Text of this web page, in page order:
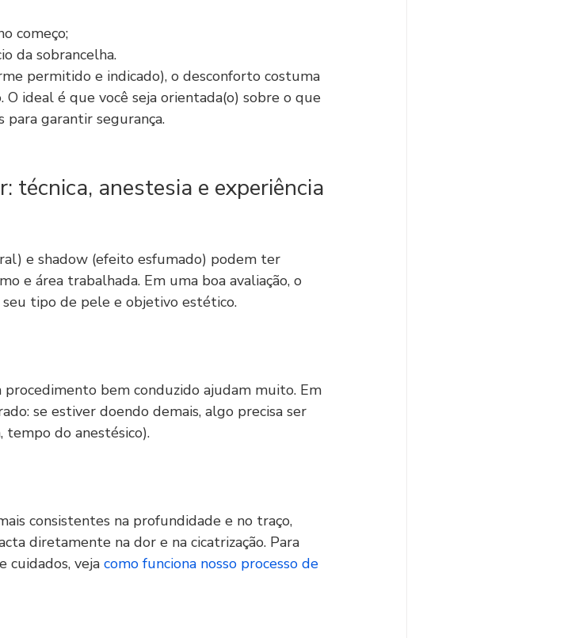
começo;
da sobrancelha.
permitido e indicado), o desconforto costuma
ideal é que você seja orientada(o) sobre o que
para garantir segurança.
técnica, anestesia e experiência
e shadow (efeito esfumado) podem ter
e área trabalhada. Em uma boa avaliação, o
tipo de pele e objetivo estético.
bem conduzido ajudam muito. Em
se estiver doendo demais, algo precisa ser
tempo do anestésico).
consistentes na profundidade e no traço,
diretamente na dor e na cicatrização. Para
cuidados, veja como funciona nosso processo de